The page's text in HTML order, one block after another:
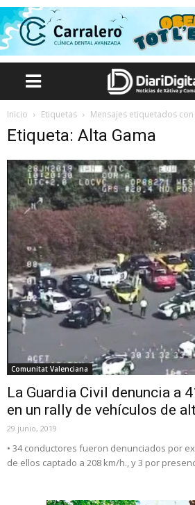
Inicio Etiquetas Mensajes etiquetados
Etiqueta: Alta Gama
Comunitat Valenciana
La Guardia Civil denuncia a
en un rally de vehículos de
29 junio, 2019
• 34 conductores fueron denunciados por
de ellos captado a 208 km/h., y 3 por